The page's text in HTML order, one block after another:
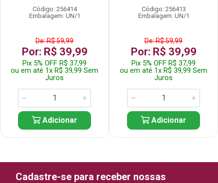
Código: 256414
Embalagem: UN/1
De: R$ 59,99
Por: R$ 39,99
Pix 5% OFF R$ 37,99
ou em até 1x R$ 39,99 Sem
Juros
Adicionar
Código: 256413
Embalagem: UN/1
De: R$ 59,99
Por: R$ 39,99
Pix 5% OFF R$ 37,99
ou em até 1x R$ 39,99 Sem
Juros
Adicionar
Cadastre-se para receber nossas